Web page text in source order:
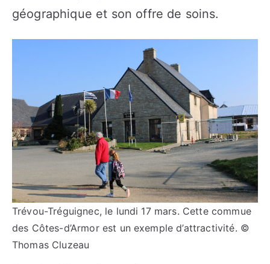
géographique et son offre de soins.
Trévou-Tréguignec, le lundi 17 mars. Cette commue
des Côtes-d’Armor est un exemple d’attractivité. ©
Thomas Cluzeau